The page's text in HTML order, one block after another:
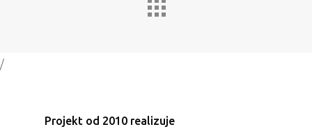
/
Projekt od 2010 realizuje